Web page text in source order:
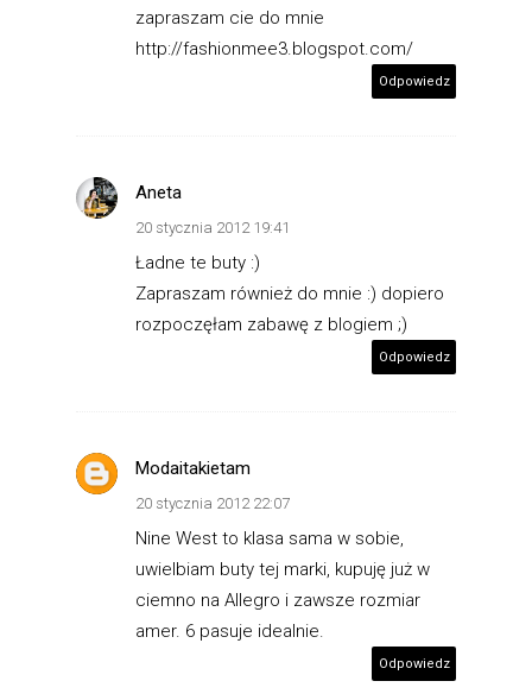
zapraszam cie do mnie
http://fashionmee3.blogspot.com/
Odpowiedz
Aneta
20 stycznia 2012 19:41
Ładne te buty :)
Zapraszam również do mnie :) dopiero
rozpoczęłam zabawę z blogiem ;)
Odpowiedz
Modaitakietam
20 stycznia 2012 22:07
Nine West to klasa sama w sobie,
uwielbiam buty tej marki, kupuję już w
ciemno na Allegro i zawsze rozmiar
amer. 6 pasuje idealnie.
Odpowiedz